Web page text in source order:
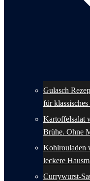
Gulasch
für klassisches
Kartoffelsalat
Brühe. Ohne
Kohlrouladen
leckere
Currywurst-